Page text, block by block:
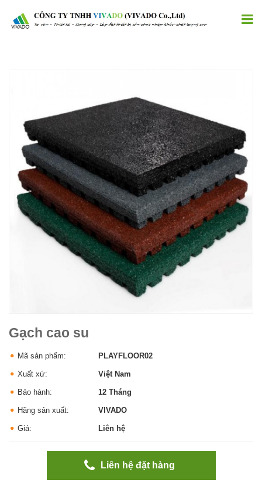
Gạch cao su
Mã sản phẩm: PLAYFLOOR02
Xuất xứ: Việt Nam
Bảo hành: 12 Tháng
Hãng sản xuất: VIVADO
Giá: Liên hệ
Liên hệ đặt hàng